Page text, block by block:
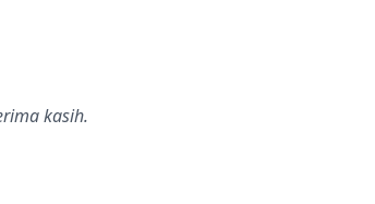
kasih.